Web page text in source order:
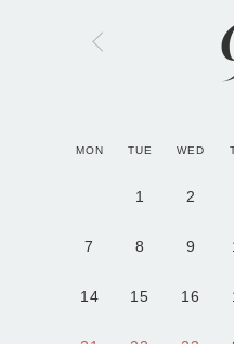
MON TUE WED
1 2
7 8 9
14 15 16